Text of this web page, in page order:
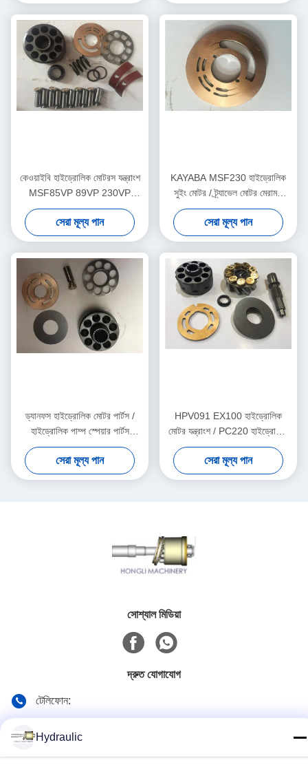
কেওয়াইবি হাইড্রোলিক মোটরস যন্ত্রাংশ
MSF85VP 89VP 230VP
340VP 1 - 3 দিন পরে প্রদানের পরে
সেরা মূল্য পান
KAYABA MSF230 হাইড্রোলিক
সুইং মোটর / ট্র্যাভেল মোটর মেরামত
যন্ত্রাংশ
সেরা মূল্য পান
ড্যানফস হাইড্রোলিক মোটর পার্টস /
হাইড্রোলিক পাম্প স্পেয়ার পার্টস
রিলেসমেন্ট
সেরা মূল্য পান
HPV091 EX100 হাইড্রোলিক
মোটর যন্ত্রাংশ / PC220 হাইড্রোলিক
সুইং মোটর যন্ত্রাংশ
সেরা মূল্য পান
সোশ্যাল মিডিয়া
দ্রুত যোগাযোগ
টেলিফোন:
Hydraulic